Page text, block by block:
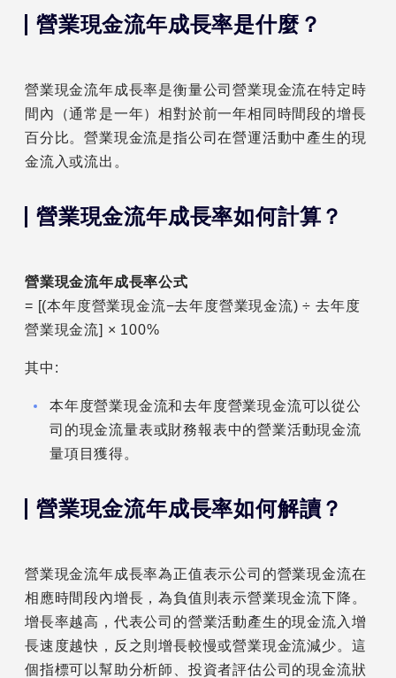
營業現金流年成長率是什麼？
營業現金流年成長率是衡量公司營業現金流在特定時
間內（通常是一年）相對於前一年相同時間段的增長
百分比。營業現金流是指公司在營運活動中產生的現
金流入或流出。
營業現金流年成長率如何計算？
營業現金流年成長率公式
= [(本年度營業現金流−去年度營業現金流) ÷ 去年度
營業現金流] × 100%
其中:
本年度營業現金流和去年度營業現金流可以從公
司的現金流量表或財務報表中的營業活動現金流
量項目獲得。
營業現金流年成長率如何解讀？
營業現金流年成長率為正值表示公司的營業現金流在
相應時間段內增長，為負值則表示營業現金流下降。
增長率越高，代表公司的營業活動產生的現金流入增
長速度越快，反之則增長較慢或營業現金流減少。這
個指標可以幫助分析師、投資者評估公司的現金流狀